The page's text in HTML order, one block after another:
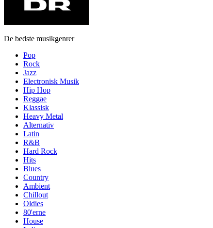
De bedste musikgenrer
Pop
Rock
Jazz
Electronisk Musik
Hip Hop
Reggae
Klassisk
Heavy Metal
Alternativ
Latin
R&B
Hard Rock
Hits
Blues
Country
Ambient
Chillout
Oldies
80'erne
House